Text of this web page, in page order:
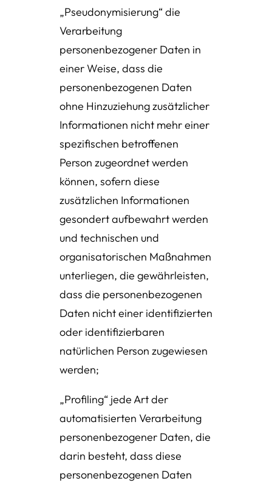
„Pseudonymisierung“ die
Verarbeitung
personenbezogener Daten in
einer Weise, dass die
personenbezogenen Daten
ohne Hinzuziehung zusätzlicher
Informationen nicht mehr einer
spezifischen betroffenen
Person zugeordnet werden
können, sofern diese
zusätzlichen Informationen
gesondert aufbewahrt werden
und technischen und
organisatorischen Maßnahmen
unterliegen, die gewährleisten,
dass die personenbezogenen
Daten nicht einer identifizierten
oder identifizierbaren
natürlichen Person zugewiesen
werden;
„Profiling“ jede Art der
automatisierten Verarbeitung
personenbezogener Daten, die
darin besteht, dass diese
personenbezogenen Daten